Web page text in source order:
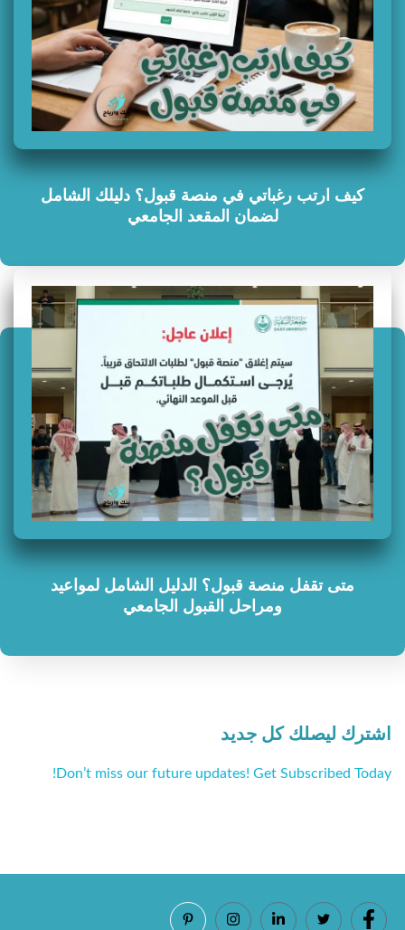
كيف ارتب رغباتي في منصة قبول؟ دليلك الشامل
لضمان المقعد الجامعي
متى تقفل منصة قبول؟ الدليل الشامل لمواعيد
ومراحل القبول الجامعي
اشترك ليصلك كل جديد
Don’t miss our future updates! Get Subscribed Today!